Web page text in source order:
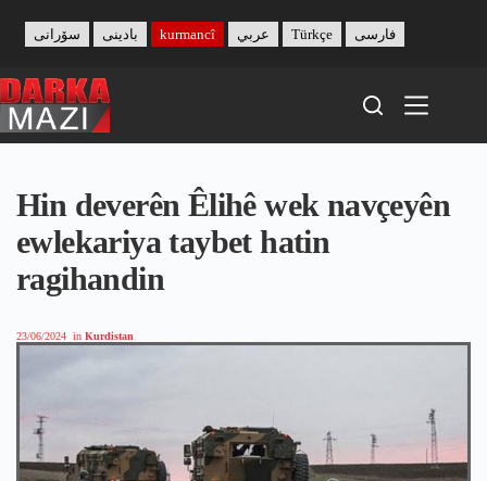
content
بادینی سۆرانی kurmancî عربي Türkçe فارسی
Hin deverên Êlihê wek navçeyên
ewlekariya taybet hatin
ragihandin
23/06/2024 in Kurdistan